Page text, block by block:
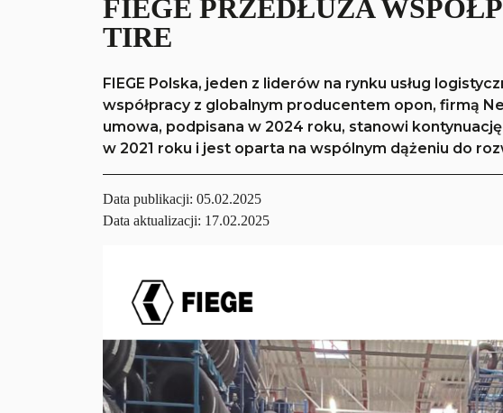
FIEGE PRZEDŁUŻA
TIRE
FIEGE Polska, jeden z liderów na rynku usług
współpracy z globalnym producentem opon, firmą
umowa, podpisana w 2024 roku, stanowi
w 2021 roku i jest oparta na wspólnym dążeniu do
Data publikacji:05.02.2025
Data aktualizacji: 17.02.2025